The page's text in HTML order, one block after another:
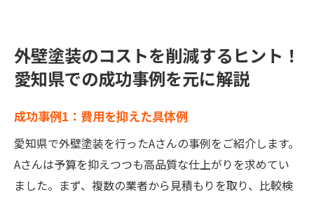
外壁塗装のコストを削減するヒント！
愛知県での成功事例を元に解説
成功事例1：費用を抑えた具体例
愛知県で外壁塗装を行ったAさんの事例をご紹介します。
Aさんは予算を抑えつつも高品質な仕上がりを求めてい
ました。まず、複数の業者から見積もりを取り、比較検